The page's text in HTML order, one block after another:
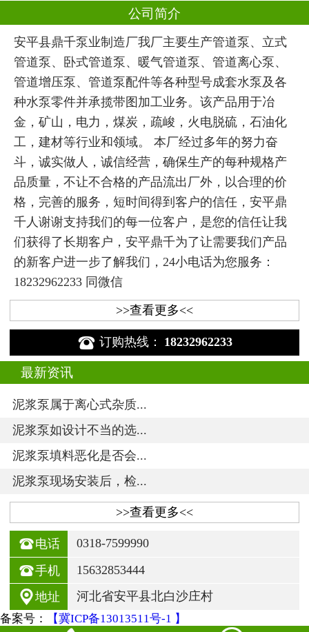
公司简介
安平县鼎千泵业制造厂我厂主要生产管道泵、立式
管道泵、卧式管道泵、暖气管道泵、管道离心泵、
管道增压泵、管道泵配件等各种型号成套水泵及各
种水泵零件并承揽带图加工业务。该产品用于冶
金，矿山，电力，煤炭，疏峻，火电脱硫，石油化
工，建材等行业和领域。 本厂经过多年的努力奋
斗，诚实做人，诚信经营，确保生产的每种规格产
品质量，不让不合格的产品流出厂外，以合理的价
格，完善的服务，短时间得到客户的信任，安平鼎
千人谢谢支持我们的每一位客户，是您的信任让我
们获得了长期客户，安平鼎千为了让需要我们产品
的新客户进一步了解我们，24小电话为您服务：
18232962233 同微信
>>查看更多<<
 订购热线： 18232962233
最新资讯
泥浆泵属于离心式杂质...
泥浆泵如设计不当的选...
泥浆泵填料恶化是否会...
泥浆泵现场安装后，检...
>>查看更多<<
电话 0318-7599990
手机 15632853444
地址 河北省安平县北白沙庄村
备案号： 【冀ICP备13013511号-1 】